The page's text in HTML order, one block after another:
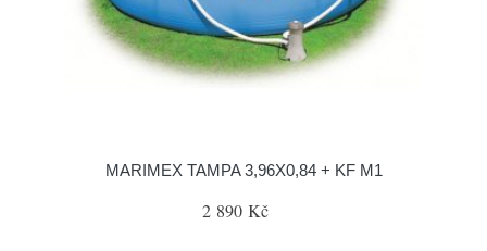
MARIMEX TAMPA 3,96X0,84 + KF M1
2 890 Kč